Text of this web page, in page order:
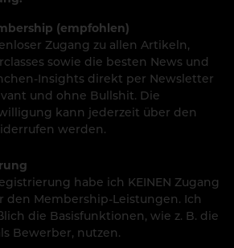
(empfohlen)
Zugang zu allen Artikeln,
sowie die besten News und
Insights direkt per Newsletter
und ohne Bullshit. Die
kann jederzeit über den
werden.
habe ich KEINEN Zugang
den Membership-Leistungen. Ich
die Basisfunktionen, wie z. B. die
Bewerber, nutzen.